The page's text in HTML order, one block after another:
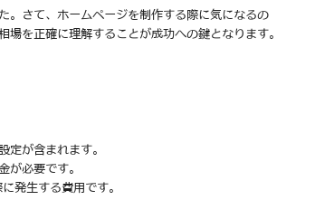
。さて、ホームページを制作する際に気になるの
を正確に理解することが成功への鍵となります。
定が含まれます。
が必要です。
発生する費用です。